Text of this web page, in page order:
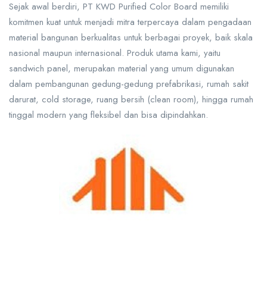
Sejak awal berdiri, PT KWD Purified Color Board memiliki
komitmen kuat untuk menjadi mitra terpercaya dalam pengadaan
material bangunan berkualitas untuk berbagai proyek, baik skala
nasional maupun internasional. Produk utama kami, yaitu
sandwich panel, merupakan material yang umum digunakan
dalam pembangunan gedung-gedung prefabrikasi, rumah sakit
darurat, cold storage, ruang bersih (clean room), hingga rumah
tinggal modern yang fleksibel dan bisa dipindahkan.